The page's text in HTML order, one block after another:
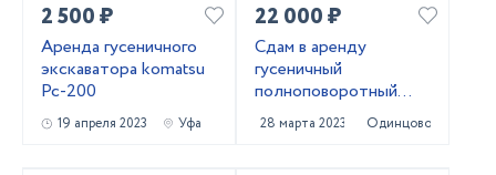
2 500 ₽
Аренда гусеничного
экскаватора komatsu
Pc-200
19 апреля 2023 Уфа
22 000 ₽
Сдам в аренду
гусеничный
полноповоротный
экскаватор Hitachi
ZX180 LCN 5G
28 марта 2023 Одинцово